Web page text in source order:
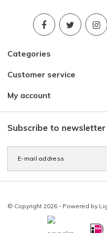
Categories
Customer service
My account
Subscribe to newsletter
© Copyright 2026 - Powered by